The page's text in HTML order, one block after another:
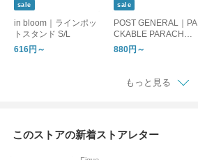
sale
in bloom｜ラインポッ
トスタンド S/L
616円～
sale
POST GENERAL｜PA
CKABLE PARACHUT
E NYLON BAG
880円～
もっと見る
このストアの新着ストアレター